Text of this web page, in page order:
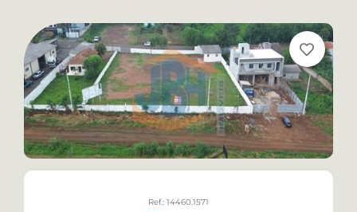
Ref.: 14460.1571